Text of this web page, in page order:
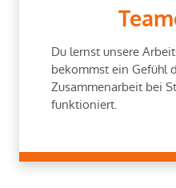
Du lernst unsere
bekommst ein Gefühl
Zusammenarbeit bei
funktioniert.